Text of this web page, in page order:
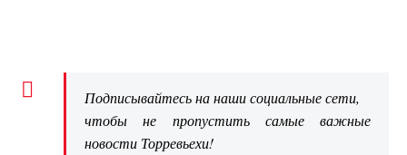
Подписывайтесь на наши социальные сети,
чтобы не пропустить самые важные
новости Торревьехи!